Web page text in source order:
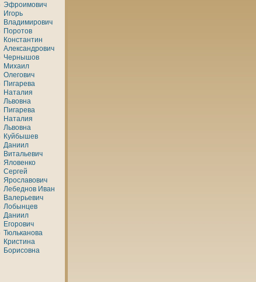
Эфроимович
Игорь
Владимирович
Поротов
Константин
Александрович
Чернышов
Михаил
Олегович
Пигарева
Наталия
Львовнa
Пигарева
Наталия
Львовнa
Куйбышев
Даниил
Витальевич
Яловенкo
Сергей
Ярославович
Лебеднов Иван
Валерьевич
Лобынцев
Даниил
Егорович
Тюльканова
Кристинa
Борисовнa